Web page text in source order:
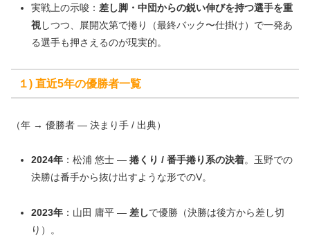
実戦上の示唆： 差し脚・中団からの鋭い伸びを持つ選手を重
視しつつ、展開次第で捲り（最終バック〜仕掛け）で一発あ
る選手も押さえるのが現実的。
１) 直近5年の優勝者一覧
（年 → 優勝者 — 決まり手 / 出典）
2024年：松浦 悠士 — 捲くり / 番手捲り系の決着。玉野での
決勝は番手から抜け出すような形でのV。
2023年：山田 庸平 — 差しで優勝（決勝は後方から差し切
り）。